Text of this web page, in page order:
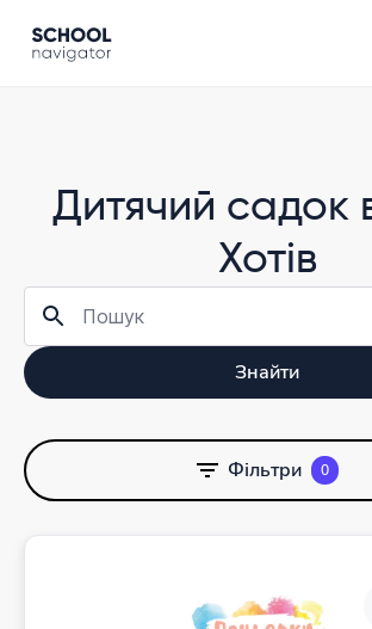
Дитячий садок в
Хотів
Знайти
Фільтри 0